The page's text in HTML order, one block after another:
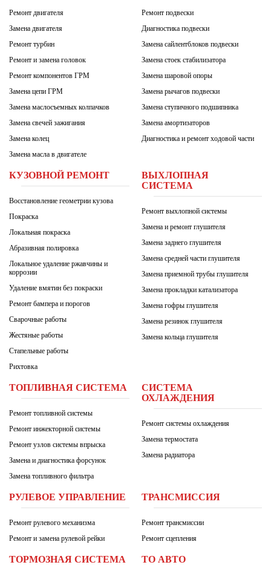
Ремонт двигателя
Замена двигателя
Ремонт турбин
Ремонт и замена головок
Ремонт компонентов ГРМ
Замена цепи ГРМ
Замена маслосъемных колпачков
Замена свечей зажигания
Замена колец
Замена масла в двигателе
Ремонт подвески
Диагностика подвески
Замена сайлентблоков подвески
Замена стоек стабилизатора
Замена шаровой опоры
Замена рычагов подвески
Замена ступичного подшипника
Замена амортизаторов
Диагностика и ремонт ходовой части
КУЗОВНОЙ РЕМОНТ
Восстановление геометрии кузова
Покраска
Локальная покраска
Абразивная полировка
Локальное удаление ржавчины и
коррозии
Удаление вмятин без покраски
Ремонт бампера и порогов
Сварочные работы
Жестяные работы
Стапельные работы
Рихтовка
ВЫХЛОПНАЯ
СИСТЕМА
Ремонт выхлопной системы
Замена и ремонт глушителя
Замена заднего глушителя
Замена средней части глушителя
Замена приемной трубы глушителя
Замена прокладки катализатора
Замена гофры глушителя
Замена резинок глушителя
Замена кольца глушителя
ТОПЛИВНАЯ СИСТЕМА
Ремонт топливной системы
Ремонт инжекторной системы
Ремонт узлов системы впрыска
Замена и диагностика форсунок
Замена топливного фильтра
СИСТЕМА
ОХЛАЖДЕНИЯ
Ремонт системы охлаждения
Замена термостата
Замена радиатора
РУЛЕВОЕ УПРАВЛЕНИЕ
Ремонт рулевого механизма
Ремонт и замена рулевой рейки
ТРАНСМИССИЯ
Ремонт трансмиссии
Ремонт сцепления
ТОРМОЗНАЯ СИСТЕМА ТО АВТО